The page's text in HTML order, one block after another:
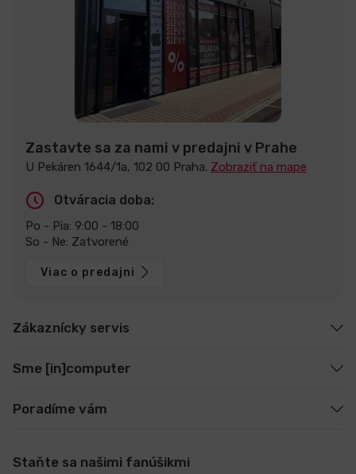
Zastavte sa za nami v predajni v Prahe
U Pekáren 1644/1a, 102 00 Praha. Zobraziť na mape
Otváracia doba:
Po - Pia: 9:00 - 18:00
So - Ne: Zatvorené
Viac o predajni
Zákaznícky servis
Sme [in]computer
Poradíme vám
Staňte sa našimi fanúšikmi